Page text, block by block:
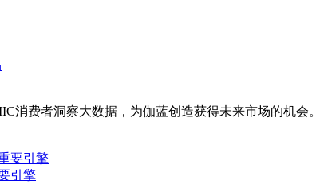
消费者洞察大数据，为伽蓝创造获得未来市场的机会。
引擎